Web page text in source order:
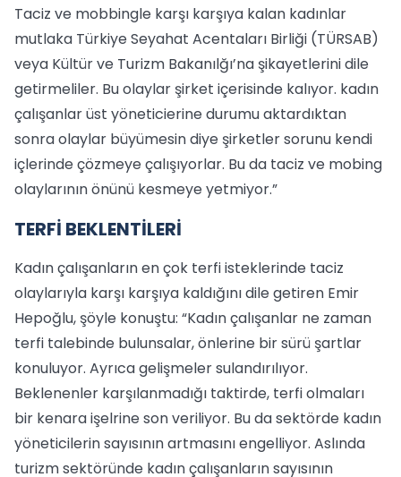
Taciz ve mobbingle karşı karşıya kalan kadınlar
mutlaka Türkiye Seyahat Acentaları Birliği (TÜRSAB)
veya Kültür ve Turizm Bakanılğı’na şikayetlerini dile
getirmeliler. Bu olaylar şirket içerisinde kalıyor. kadın
çalışanlar üst yöneticierine durumu aktardıktan
sonra olaylar büyümesin diye şirketler sorunu kendi
içlerinde çözmeye çalışıyorlar. Bu da taciz ve mobing
olaylarının önünü kesmeye yetmiyor.”
TERFİ BEKLENTİLERİ
Kadın çalışanların en çok terfi isteklerinde taciz
olaylarıyla karşı karşıya kaldığını dile getiren Emir
Hepoğlu, şöyle konuştu: “Kadın çalışanlar ne zaman
terfi talebinde bulunsalar, önlerine bir sürü şartlar
konuluyor. Ayrıca gelişmeler sulandırılıyor.
Beklenenler karşılanmadığı taktirde, terfi olmaları
bir kenara işelrine son veriliyor. Bu da sektörde kadın
yöneticilerin sayısının artmasını engelliyor. Aslında
turizm sektöründe kadın çalışanların sayısının